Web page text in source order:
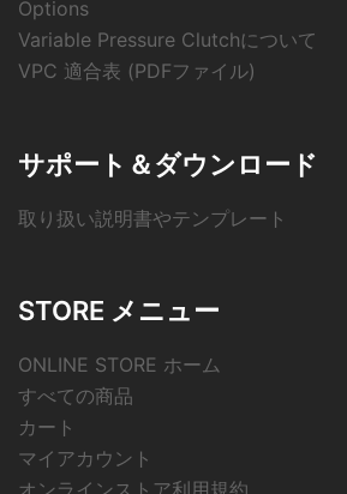
Options
Variable Pressure Clutchについて
VPC 適合表 (PDFファイル)
サポート＆ダウンロード
取り扱い説明書やテンプレート
STORE メニュー
ONLINE STORE ホーム
すべての商品
カート
マイアカウント
オンラインストア利用規約